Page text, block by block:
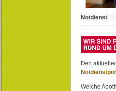
Notdienst
Den
Welche